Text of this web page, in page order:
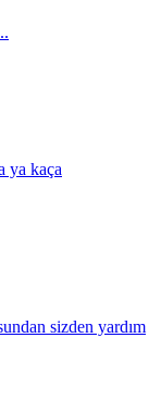
ya kaça
sizden yardım